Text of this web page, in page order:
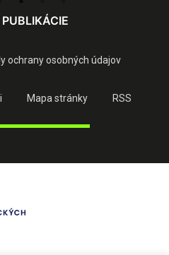
ochrany osobných údajov
Mapa stránky RSS